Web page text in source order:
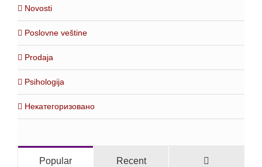
Novosti
Poslovne veštine
Prodaja
Psihologija
Некатегоризовано
Popular Recent